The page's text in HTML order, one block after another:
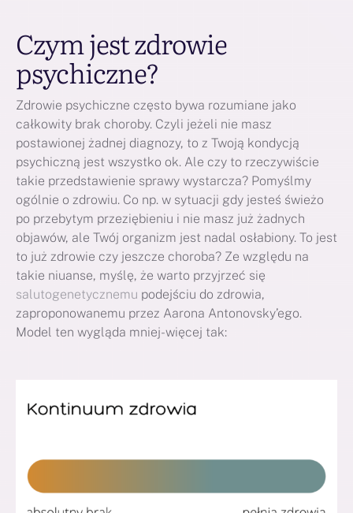
Czym jest zdrowie
psychiczne?
Zdrowie psychiczne często bywa rozumiane jako
całkowity brak choroby. Czyli jeżeli nie masz
postawionej żadnej diagnozy, to z Twoją kondycją
psychiczną jest wszystko ok. Ale czy to rzeczywiście
takie przedstawienie sprawy wystarcza? Pomyślmy
ogólnie o zdrowiu. Co np. w sytuacji gdy jesteś świeżo
po przebytym przeziębieniu i nie masz już żadnych
objawów, ale Twój organizm jest nadal osłabiony. To jest
to już zdrowie czy jeszcze choroba? Ze względu na
takie niuanse, myślę, że warto przyjrzeć się
salutogenetycznemu podejściu do zdrowia,
zaproponowanemu przez Aarona Antonovsky’ego.
Model ten wygląda mniej-więcej tak: